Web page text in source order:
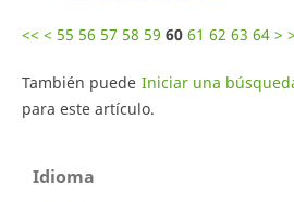
<< < 55 56 57 58 59 60 61 62 63 64 >
También puede Iniciar una
para este artículo.
Idioma